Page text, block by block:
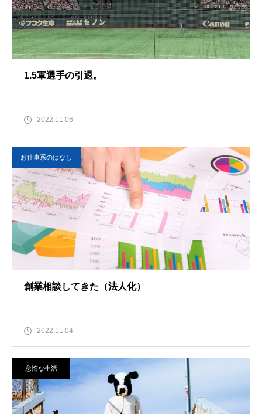
1.5軍選手の引退。
2022.11.06
お仕事系のはなし
創業相談してきた（法人化）
2022.11.04
怠惰な生活